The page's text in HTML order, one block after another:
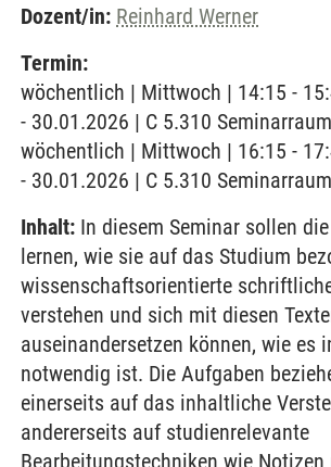
Dozent/in: Reinhard Werner
Termin:
wöchentlich | Mittwoch | 14:15 -
- 30.01.2026 | C 5.310 Seminarraum
wöchentlich | Mittwoch | 16:15 -
- 30.01.2026 | C 5.310 Seminarraum
Inhalt: In diesem Seminar sollen
lernen, wie sie auf das Studium
wissenschaftsorientierte
verstehen und sich mit diesen
auseinandersetzen können, wie es
notwendig ist. Die Aufgaben
einerseits auf das inhaltliche
andererseits auf studienrelevante
Bearbeitungstechniken wie Notizen